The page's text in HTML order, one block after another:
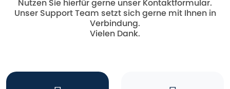
Nutzen Sie hierfür gerne unser Kontaktformular.
Unser Support Team setzt sich gerne mit Ihnen in
Verbindung.
Vielen Dank.